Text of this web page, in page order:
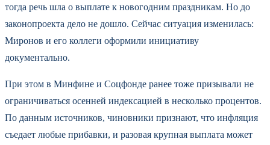
тогда речь шла о выплате к новогодним праздникам. Но до
законопроекта дело не дошло. Сейчас ситуация изменилась:
Миронов и его коллеги оформили инициативу
документально.
При этом в Минфине и Соцфонде ранее тоже призывали не
ограничиваться осенней индексацией в несколько процентов.
По данным источников, чиновники признают, что инфляция
съедает любые прибавки, и разовая крупная выплата может